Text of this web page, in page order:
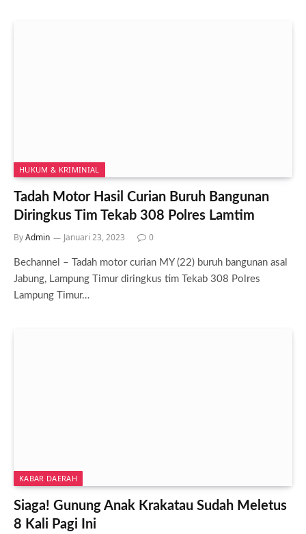
HUKUM & KRIMINIAL
Tadah Motor Hasil Curian Buruh Bangunan
Diringkus Tim Tekab 308 Polres Lamtim
ByAdmin Januari 23, 2023 0
Bechannel – Tadah motor curian MY (22) buruh bangunan asal
Jabung, Lampung Timur diringkus tim Tekab 308 Polres
Lampung Timur…
KABAR DAERAH
Siaga! Gunung Anak Krakatau Sudah Meletus
8 Kali Pagi Ini